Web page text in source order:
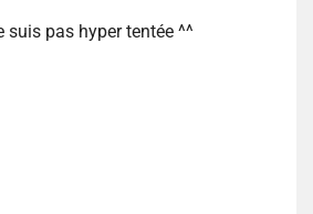
suis pas hyper tentée ^^